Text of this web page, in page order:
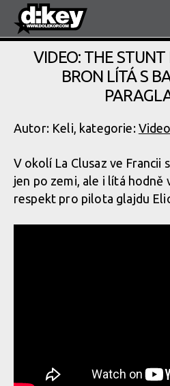
VIDEO: THE STUNT
BRON LÍTÁ S
Autor: Keli, kategorie: Video
V okolí La Clusaz ve Francii
jen po zemi, ale i lítá hodně
respekt pro pilota glajdu